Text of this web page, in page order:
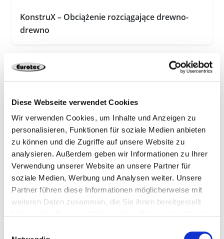
Diese Webseite verwendet Cookies
Wir verwenden Cookies, um Inhalte und Anzeigen zu
personalisieren, Funktionen für soziale Medien anbieten
zu können und die Zugriffe auf unsere Website zu
analysieren. Außerdem geben wir Informationen zu Ihrer
Verwendung unserer Website an unsere Partner für
soziale Medien, Werbung und Analysen weiter. Unsere
Partner führen diese Informationen möglicherweise mit
weiteren Daten zusammen, die Sie ihnen bereitgestellt
KonstruX – Obciążenie rozciągające drewno-
drewno
KonstruX – Obciążenie rozciągające stal-drewno